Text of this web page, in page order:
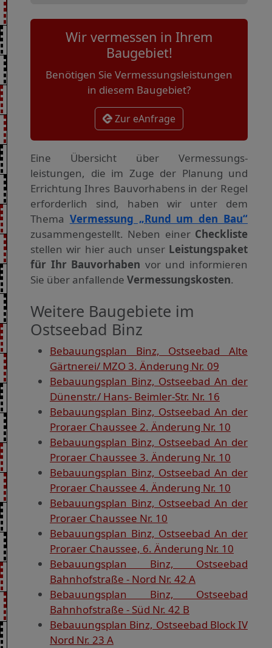
Wir vermessen in Ihrem
Baugebiet!
Benötigen Sie Vermessungsleistungen
in diesem Baugebiet?
Zur eAnfrage
Eine Übersicht über Vermessungs­
leistungen, die im Zuge der Planung und
Errichtung Ihres Bauvorhabens in der Regel
erforderlich sind, haben wir unter dem
Thema Vermessung „Rund um den Bau“
zusammengestellt. Neben einer Checkliste
stellen wir hier auch unser Leistungspaket
für Ihr Bauvorhaben vor und informieren
Sie über anfallende Vermessungskosten.
Weitere Baugebiete im
Ostseebad Binz
Bebauungsplan Binz, Ostseebad Alte
Gärtnerei/ MZO 3. Änderung Nr. 09
Bebauungsplan Binz, Ostseebad An der
Dünenstr./ Hans- Beimler-Str. Nr. 16
Bebauungsplan Binz, Ostseebad An der
Proraer Chaussee 2. Änderung Nr. 10
Bebauungsplan Binz, Ostseebad An der
Proraer Chaussee 3. Änderung Nr. 10
Bebauungsplan Binz, Ostseebad An der
Proraer Chaussee 4. Änderung Nr. 10
Bebauungsplan Binz, Ostseebad An der
Proraer Chaussee Nr. 10
Bebauungsplan Binz, Ostseebad An der
Proraer Chaussee, 6. Änderung Nr. 10
Bebauungsplan Binz, Ostseebad
Bahnhofstraße - Nord Nr. 42 A
Bebauungsplan Binz, Ostseebad
Bahnhofstraße - Süd Nr. 42 B
Bebauungsplan Binz, Ostseebad Block IV
Nord Nr. 23 A